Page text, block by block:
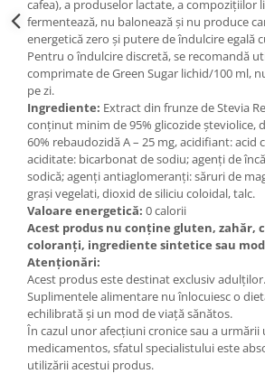
cafea), a produselor lactate, a compozițiilor
fermentează, nu balonează și nu produce
energetică zero și putere de îndulcire egală
Pentru o îndulcire discretă, se recomandă
comprimate de Green Sugar lichid/100 ml,
pe zi.
Ingrediente: Extract din frunze de Stevia
conținut minim de 95% glicozide șteviolice,
60% rebaudozidă A – 25 mg, acidifiant: acid
aciditate: bicarbonat de sodiu; agenți de
sodică; agenți antiaglomeranți: săruri de
grași vegelati, dioxid de siliciu coloidal, talc.
Valoare energetică: 0 calorii
Acest produs nu conține gluten, zahăr,
coloranți, ingrediente sintetice sau
Atenționări:
Acest produs este destinat exclusiv adulților.
Suplimentele alimentare nu înlocuiesc o
echilibrată și un mod de viață sănătos.
În cazul unor afecțiuni cronice sau a
medicamentos, sfatul specialistului este
utilizării acestui produs.